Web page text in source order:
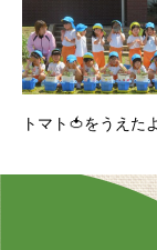
トマト🍅をうえた